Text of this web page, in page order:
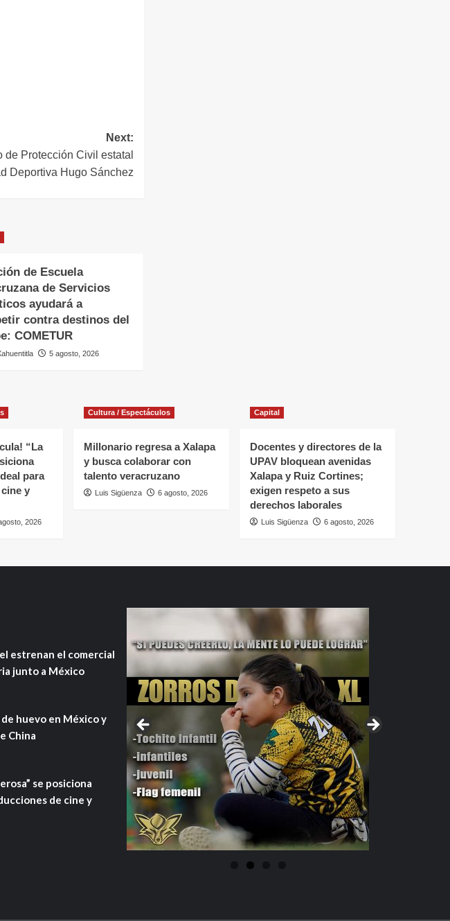
Next:
Protección Civil estatal
Deportiva Hugo Sánchez
de Escuela
de Servicios
ayudará a
contra destinos del
COMETUR
5 agosto, 2026
“La
para
y
2026
Cultura / Espectáculos
Millonario regresa a Xalapa
y busca colaborar con
talento veracruzano
Luis Sigüenza 6 agosto, 2026
Capital
Docentes y directores de la
UPAV bloquean avenidas
Xalapa y Ruiz Cortines;
exigen respeto a sus
derechos laborales
Luis Sigüenza 6 agosto, 2026
estrenan el comercial
junto a México
huevo en México y
China
se posiciona
de cine y